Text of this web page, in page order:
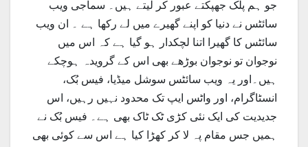
جو ہم پلک جھپکتے عبور کر لیتے ہیں۔ سماجی ویب
سائٹس نے دنیا کو اپنے گھیرے میں لے رکھا ہے ۔ ان ویب
سائٹس کا گھیرا اتنا لچکدار ہو گیا ہے کہ اس میں
نوجوان تو نوجوان بوڑھے بھی اس کے گرویدہ ہوچکے
ہیں۔اور یہ ویب سائٹس سوشل میڈیا، فیس بُک،
انسٹاگرام، اور واٹس ایپ تک محدود نہیں رہیں، اس
جدیدیت کی ایک نئی کڑی ٹک ٹاک بھی ہے۔ فیس بُک نے
ہمیں جس مقام پہ لا کر کھڑا کیا ہے اس سے کوئی بھی